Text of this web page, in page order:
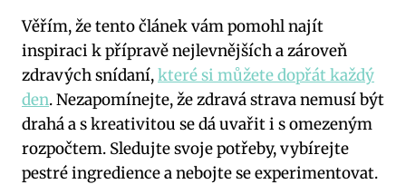
Věřím, že tento článek vám pomohl najít
inspiraci k přípravě nejlevnějších a zároveň
zdravých snídaní,které si můžete dopřát každý
den. Nezapomínejte, že zdravá strava nemusí být
drahá a s kreativitou se dá uvařit i s omezeným
rozpočtem. Sledujte svoje potřeby, vybírejte
pestré ingredience a nebojte se experimentovat.